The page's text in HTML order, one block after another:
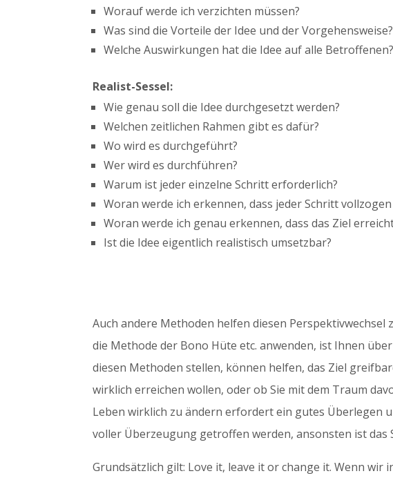
Worauf werde ich verzichten müssen?
Was sind die Vorteile der Idee und der Vorgehensweise?
Welche Auswirkungen hat die Idee auf alle Betroffenen?
Realist-Sessel:
Wie genau soll die Idee durchgesetzt werden?
Welchen zeitlichen Rahmen gibt es dafür?
Wo wird es durchgeführt?
Wer wird es durchführen?
Warum ist jeder einzelne Schritt erforderlich?
Woran werde ich erkennen, dass jeder Schritt vollzogen
Woran werde ich genau erkennen, dass das Ziel
Ist die Idee eigentlich realistisch umsetzbar?
Auch andere Methoden helfen diesen
die Methode der Bono Hüte etc. anwenden, ist Ihnen
diesen Methoden stellen, können helfen, das Ziel
wirklich erreichen wollen, oder ob Sie mit dem Traum
Leben wirklich zu ändern erfordert ein gutes Überlegen
voller Überzeugung getroffen werden, ansonsten ist
Grundsätzlich gilt: Love it, leave it or change it. Wenn